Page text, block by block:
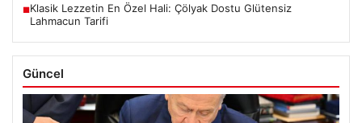
■Klasik Lezzetin En Özel Hali: Çölyak Dostu Glütensiz
Lahmacun Tarifi
Güncel